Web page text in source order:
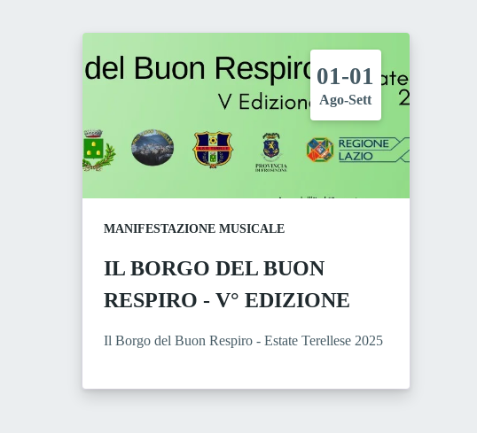
01-01
Ago-Sett
MANIFESTAZIONE MUSICALE
IL BORGO DEL BUON
RESPIRO - V° EDIZIONE
Il Borgo del Buon Respiro - Estate Terellese 2025